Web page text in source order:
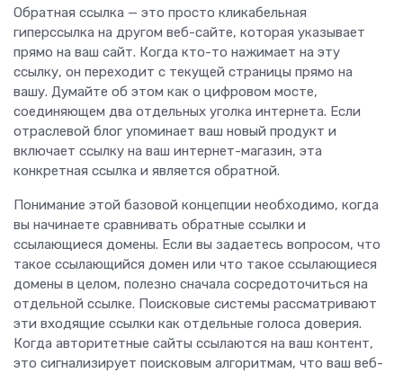
Обратная ссылка — это просто кликабельная
гиперссылка на другом веб-сайте, которая указывает
прямо на ваш сайт. Когда кто-то нажимает на эту
ссылку, он переходит с текущей страницы прямо на
вашу. Думайте об этом как о цифровом мосте,
соединяющем два отдельных уголка интернета. Если
отраслевой блог упоминает ваш новый продукт и
включает ссылку на ваш интернет-магазин, эта
конкретная ссылка и является обратной.
Понимание этой базовой концепции необходимо, когда
вы начинаете сравнивать обратные ссылки и
ссылающиеся домены. Если вы задаетесь вопросом, что
такое ссылающийся домен или что такое ссылающиеся
домены в целом, полезно сначала сосредоточиться на
отдельной ссылке. Поисковые системы рассматривают
эти входящие ссылки как отдельные голоса доверия.
Когда авторитетные сайты ссылаются на ваш контент,
это сигнализирует поисковым алгоритмам, что ваш веб-